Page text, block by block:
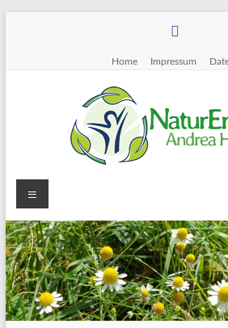
Home Impressum
NaturErleben
~
Andrea
Hartkorn
Naturführungen
Menü